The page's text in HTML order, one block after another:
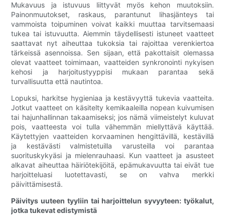
Mukavuus ja istuvuus liittyvät myös kehon muutoksiin.
Painonmuutokset, raskaus, parantunut lihasjänteys tai
vammoista toipuminen voivat kaikki muuttaa tarvitsemaasi
tukea tai istuvuutta. Aiemmin täydellisesti istuneet vaatteet
saattavat nyt aiheuttaa tukoksia tai rajoittaa verenkiertoa
tärkeissä asennoissa. Sen sijaan, että pakottaisit olemassa
olevat vaatteet toimimaan, vaatteiden synkronointi nykyisen
kehosi ja harjoitustyyppisi mukaan parantaa sekä
turvallisuutta että nautintoa.
Lopuksi, harkitse hygieniaa ja kestävyyttä tukevia vaatteita.
Jotkut vaatteet on käsitelty kemikaaleilla nopean kuivumisen
tai hajunhallinnan takaamiseksi; jos nämä viimeistelyt kuluvat
pois, vaatteesta voi tulla vähemmän miellyttävä käyttää.
Käytettyjen vaatteiden korvaaminen hengittävillä, kestävillä
ja kestävästi valmistetuilla varusteilla voi parantaa
suorituskykyäsi ja mielenrauhaasi. Kun vaatteet ja asusteet
alkavat aiheuttaa häiriötekijöitä, epämukavuutta tai eivät tue
harjoitteluasi luotettavasti, se on vahva merkki
päivittämisestä.
Päivitys uuteen tyyliin tai harjoittelun syvyyteen: työkalut,
jotka tukevat edistymistä